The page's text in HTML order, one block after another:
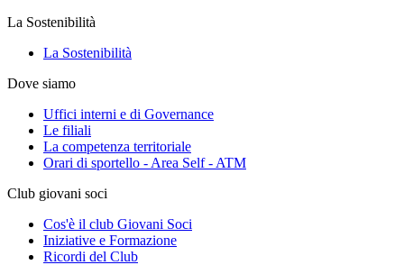
La Sostenibilità
La Sostenibilità
Dove siamo
Uffici interni e di Governance
Le filiali
La competenza territoriale
Orari di sportello - Area Self - ATM
Club giovani soci
Cos'è il club Giovani Soci
Iniziative e Formazione
Ricordi del Club